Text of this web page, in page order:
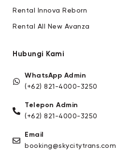
Rental Innova Reborn
Rental All New Avanza
Hubungi Kami
WhatsApp Admin
(+62) 821-4000-3250
Telepon Admin
(+62) 821-4000-3250
Email
booking@skycitytrans.com